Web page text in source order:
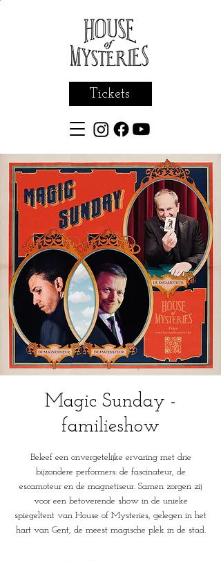
Tickets
Magic Sunday -
familieshow
Beleef een onvergetelijke ervaring met drie
bijzondere performers: de fascinateur, de
escamoteur en de magnetiseur. Samen zorgen zij
voor een betoverende show in de unieke
spiegeltent van House of Mysteries, gelegen in het
hart van Gent, de meest magische plek in de stad.